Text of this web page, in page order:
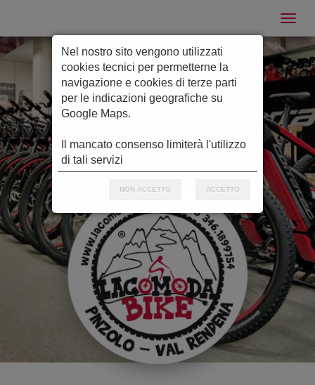
Nel nostro sito vengono utilizzati
cookies tecnici per permetterne la
navigazione e cookies di terze parti
per le indicazioni geografiche su
Google Maps.
Il mancato consenso limiterà l'utilizzo
di tali servizi